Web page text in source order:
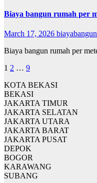
Biaya bangun rumah per
March 17, 2026
Biaya bangun rumah per
Posts
pagination
1 2 … 9
KOTA BEKASI
BEKASI
JAKARTA TIMUR
JAKARTA SELATAN
JAKARTA UTARA
JAKARTA BARAT
JAKARTA PUSAT
DEPOK
BOGOR
KARAWANG
SUBANG